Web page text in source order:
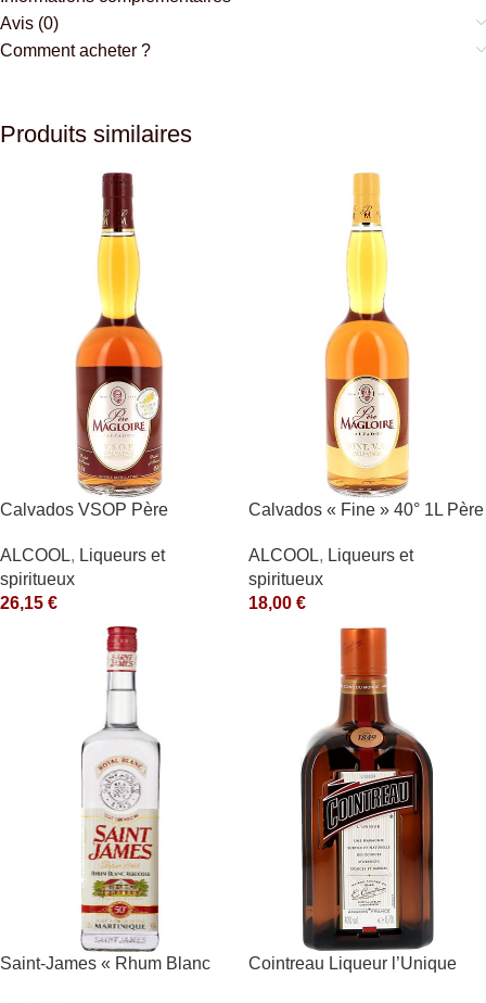
Avis (0)
Comment acheter ?
Produits similaires
Calvados VSOP Père
ALCOOL, Liqueurs et
spiritueux
26,15 €
Calvados « Fine » 40° 1L Père
ALCOOL, Liqueurs et
spiritueux
18,00 €
Saint-James « Rhum Blanc
Cointreau Liqueur l’Unique